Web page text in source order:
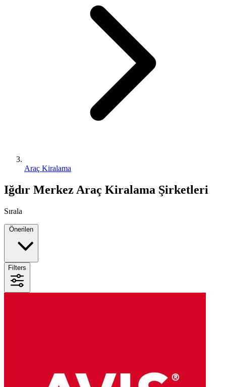
Araç Kiralama
Iğdır Merkez Araç Kiralama Şirketleri
Sırala
Filters